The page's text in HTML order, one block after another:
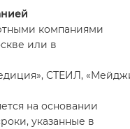
компаниями
или в
СТЕИЛ,
на основании
указанные в